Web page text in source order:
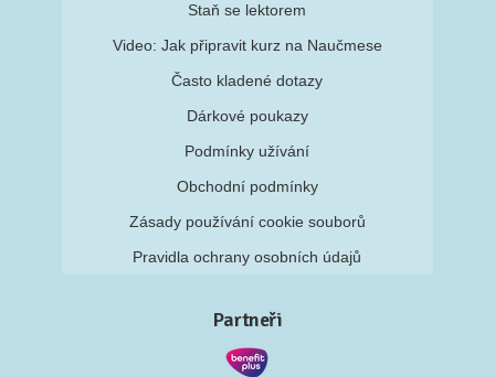
Staň se lektorem
Video: Jak připravit kurz na Naučmese
Často kladené dotazy
Dárkové poukazy
Podmínky užívání
Obchodní podmínky
Zásady používání cookie souborů
Pravidla ochrany osobních údajů
Partneři